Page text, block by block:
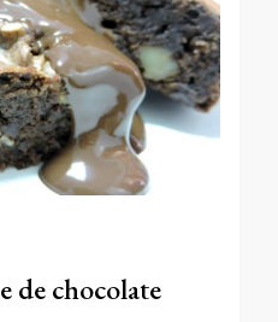
de chocolate